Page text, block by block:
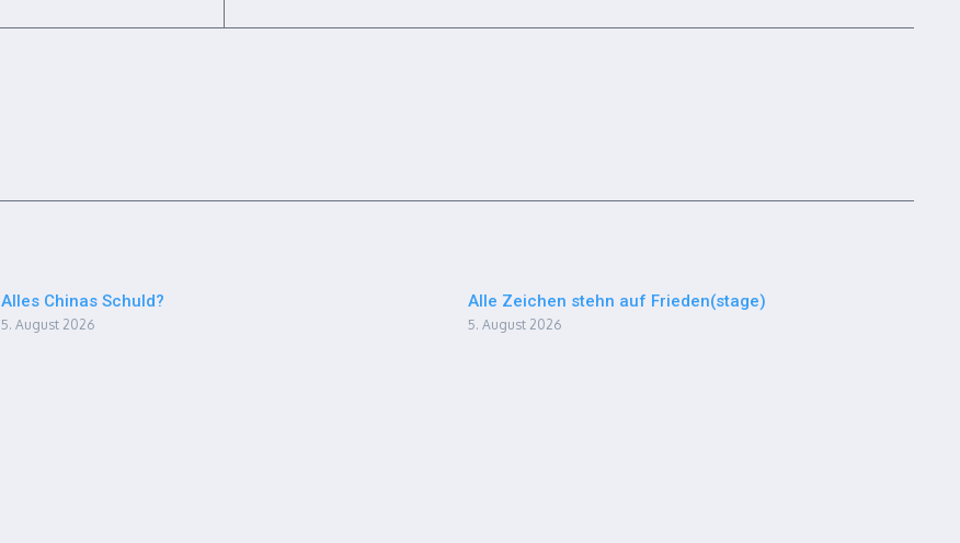
Alles Chinas Schuld?
5. August 2026
Alle Zeichen stehn auf Frieden(stage)
5. August 2026